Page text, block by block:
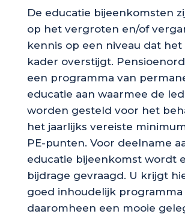
De educatie bijeenkomsten
op het vergroten en/of
kennis op een niveau dat
kader overstijgt.
een programma van
educatie aan waarmee de
worden gesteld voor het
het jaarlijks vereiste
PE-punten. Voor deelname
educatie bijeenkomst wordt
bijdrage gevraagd. U krijgt
goed inhoudelijk
daaromheen een mooie